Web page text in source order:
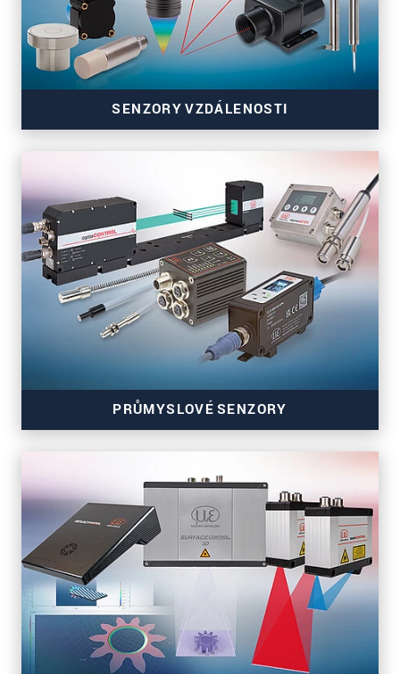
SENZORY VZDÁLENOSTI
Přesné snímače vzdálenosti pro automatizaci a
stavbu strojů
PRŮMYSLOVÉ SENZORY
Senzory barvy, náklonu, přítomnosti a teploty